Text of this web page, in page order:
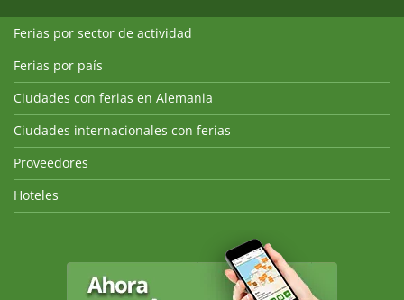
Ferias por sector de actividad
Ferias por país
Ciudades con ferias en Alemania
Ciudades internacionales con ferias
Proveedores
Hoteles